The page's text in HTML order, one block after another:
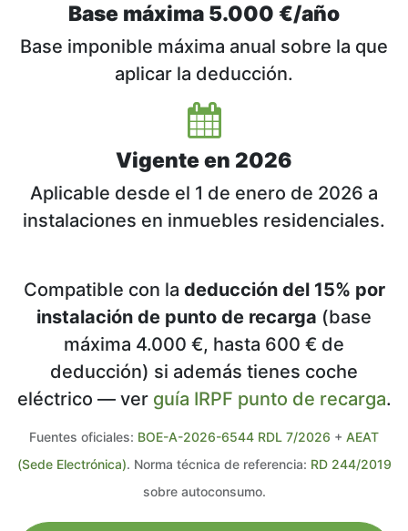
Base máxima 5.000 €/año
Base imponible máxima anual sobre la que
aplicar la deducción.
Vigente en 2026
Aplicable desde el 1 de enero de 2026 a
instalaciones en inmuebles residenciales.
Compatible con la deducción del 15% por
instalación de punto de recarga (base
máxima 4.000 €, hasta 600 € de
deducción) si además tienes coche
eléctrico — ver guía IRPF punto de recarga.
Fuentes oficiales: BOE-A-2026-6544 RDL 7/2026 + AEAT
(Sede Electrónica). Norma técnica de referencia: RD 244/2019
sobre autoconsumo.